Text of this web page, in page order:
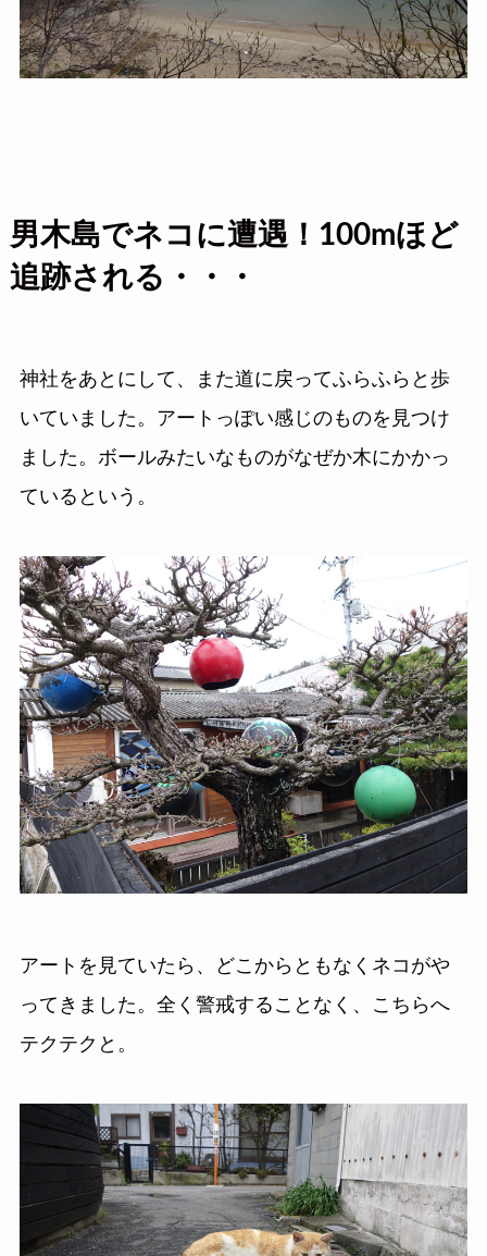
男木島でネコに遭遇！100mほど
追跡される・・・
神社をあとにして、また道に戻ってふらふらと歩
いていました。アートっぽい感じのものを見つけ
ました。ボールみたいなものがなぜか木にかかっ
ているという。
アートを見ていたら、どこからともなくネコがや
ってきました。全く警戒することなく、こちらへ
テクテクと。